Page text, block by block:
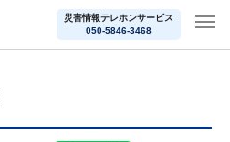
災害情報テレホンサービス
050-5846-3468